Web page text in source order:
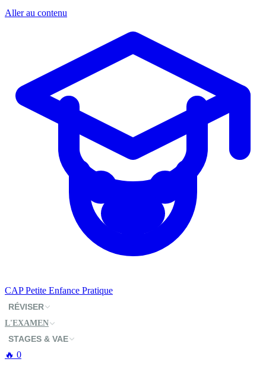
Aller au contenu
CAP Petite Enfance Pratique
RÉVISER
L'EXAMEN
STAGES & VAE
🔥 0